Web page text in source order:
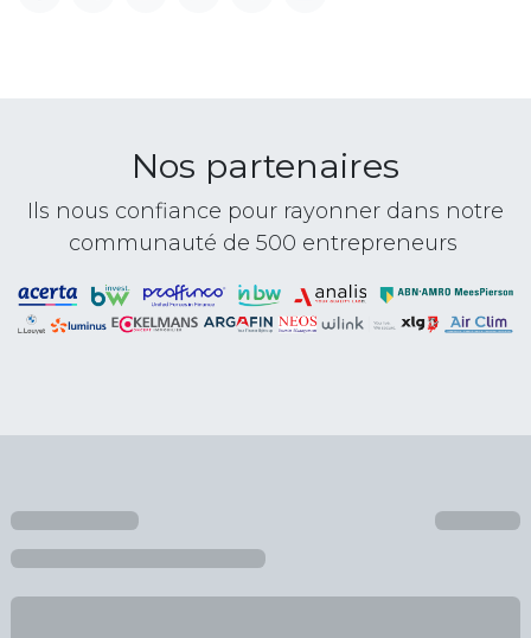
Nos partenaires
Ils nous confiance pour rayonner dans notre
communauté de 500 entrepreneurs